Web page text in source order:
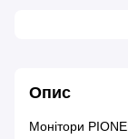
Опис
Монітори